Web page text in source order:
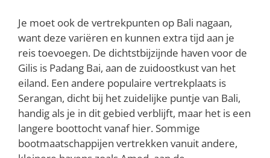
Je moet ook de vertrekpunten op Bali nagaan,
want deze variëren en kunnen extra tijd aan je
reis toevoegen. De dichtstbijzijnde haven voor de
Gilis is Padang Bai, aan de zuidoostkust van het
eiland. Een andere populaire vertrekplaats is
Serangan, dicht bij het zuidelijke puntje van Bali,
handig als je in dit gebied verblijft, maar het is een
langere boottocht vanaf hier. Sommige
bootmaatschappijen vertrekken vanuit andere,